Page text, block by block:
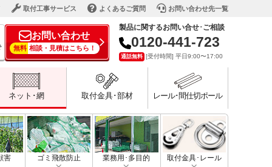
取付工事サービス よくあるご質問 お問い合わせ先一覧
お問い合わせ
無料 相談・見積はこちら！
製品に関するお問い合せ･ご相談
0120-441-723
通話無料 [受付時間] 平日9:00〜17:00
ネット･網 取付金具･部材 レール･間仕切ポール
害 ゴミ飛散防止 業務用･多目的 取付金具･レール